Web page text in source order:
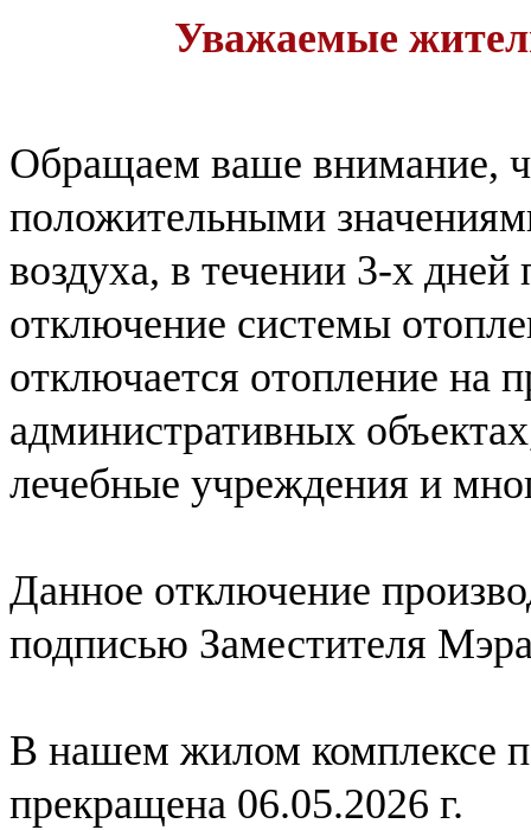
Уважаемые
Обращаем ваше внимание,
положительными
воздуха, в течении 3-х дней
отключение системы
отключается отопление
административных
лечебные учреждения и
Данное отключение
подписью Заместителя
В нашем жилом комплексе
прекращена 06.05.2026 г.